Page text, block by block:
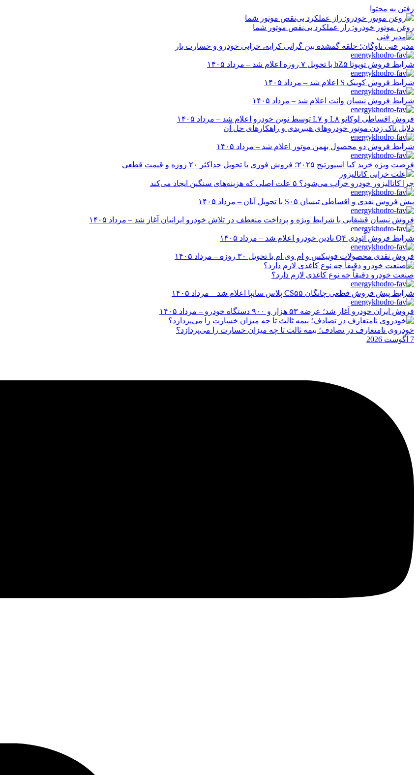
رفتن به محتوا
روغن موتور خودرو: راز عملکرد بی‌نقص موتور شما
مدیر فنی ناوگان؛ حلقه گمشده بین گرانی کرایه، خرابی خودرو و خسارت بار
شرایط فروش تویوتا bZ۵ با تحویل ۷ روزه اعلام شد – مرداد ۱۴۰۵
شرایط فروش کوییک S اعلام شد – مرداد ۱۴۰۵
شرایط فروش نیسان وانت اعلام شد – مرداد ۱۴۰۵
فروش اقساطی لوکانو L۸ و L۷ توسط نوین خودرو اعلام شد – مرداد ۱۴۰۵
دلایل ناک زدن موتور خودروهای هیبریدی و راهکارهای حل آن
شرایط فروش دو محصول بهمن موتور اعلام شد – مرداد ۱۴۰۵
فرصت ویژه خرید کیا اسپورتیج ۲۰۲۵؛ فروش فوری با تحویل حداکثر ۲۰ روزه و قیمت قطعی
چرا کاتالیزور خودرو خراب می‌شود؟ ۵ علت اصلی که هزینه‌های سنگین ایجاد می‌کند
پیش فروش نقدی و اقساطی تیسان S۰۵ با تحویل آبان – مرداد ۱۴۰۵
فروش نیسان قشقایی با شرایط ویژه و پرداخت منعطف در تلاش خودرو ایرانیان آغاز شد – مرداد ۱۴۰۵
شرایط فروش آئودی Q۴ نادین خودرو اعلام شد – مرداد ۱۴۰۵
فروش نقدی محصولات فونیکس و ام وی ام با تحویل ۳۰ روزه – مرداد ۱۴۰۵
صنعت خودرو دقیقاً چه نوع کاغذی لازم دارد؟
شرایط پیش فروش قطعی چانگان CS۵۵ پلاس سایپا اعلام شد – مرداد ۱۴۰۵
فروش ایران خودرو آغاز شد؛ عرضه ۵۳ هزار و ۹۰۰ دستگاه خودرو – مرداد ۱۴۰۵
خودروی نامتعارف در تصادف؛ بیمه ثالث تا چه میزان خسارت را می‌پردازد؟
7 آگوست 2026